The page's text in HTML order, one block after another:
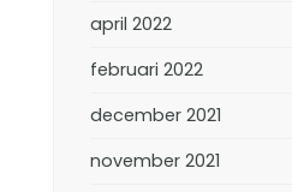
april 2022
februari 2022
december 2021
november 2021